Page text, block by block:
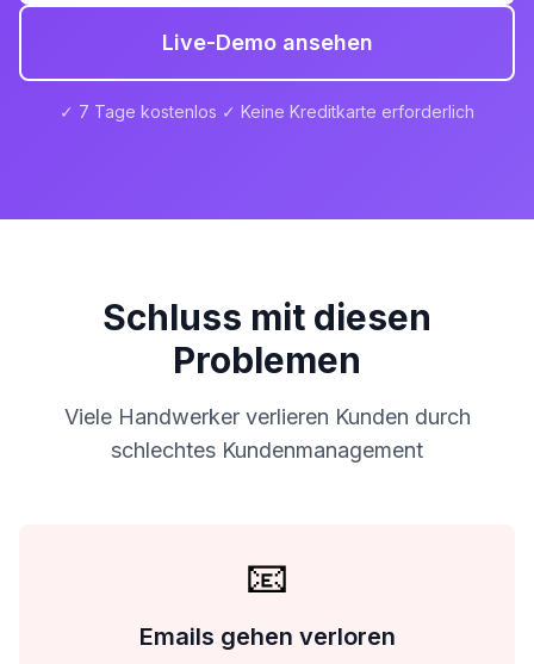
Live-Demo ansehen
✓ 7 Tage kostenlos ✓ Keine Kreditkarte erforderlich
Schluss mit diesen
Problemen
Viele Handwerker verlieren Kunden durch
schlechtes Kundenmanagement
📧
Emails gehen verloren